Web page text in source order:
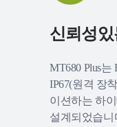
신뢰성
MT680 Plus는
IP67(원격 장
이션하는 하
설계되었습니